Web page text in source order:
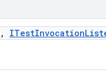
, ITestInvocation